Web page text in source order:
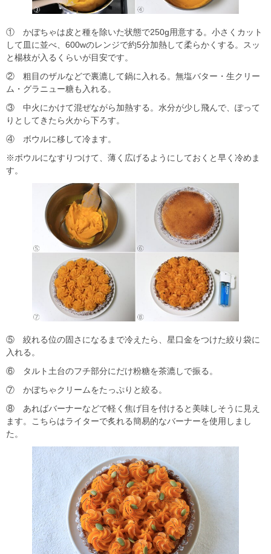
① かぼちゃは皮と種を除いた状態で250g用意する。小さくカット
して皿に並べ、600wのレンジで約5分加熱して柔らかくする。スッ
と楊枝が入るくらいが目安です。
② 粗目のザルなどで裏漉して鍋に入れる。無塩バター・生クリー
ム・グラニュー糖も入れる。
③ 中火にかけて混ぜながら加熱する。水分が少し飛んで、ぽって
りとしてきたら火から下ろす。
④ ボウルに移して冷ます。
※ボウルになすりつけて、薄く広げるようにしておくと早く冷めま
す。
⑤ 絞れる位の固さになるまで冷えたら、星口金をつけた絞り袋に
入れる。
⑥ タルト土台のフチ部分にだけ粉糖を茶漉しで振る。
⑦ かぼちゃクリームをたっぷりと絞る。
⑧ あればバーナーなどで軽く焦げ目を付けると美味しそうに見え
ます。こちらはライターで炙れる簡易的なバーナーを使用しまし
た。